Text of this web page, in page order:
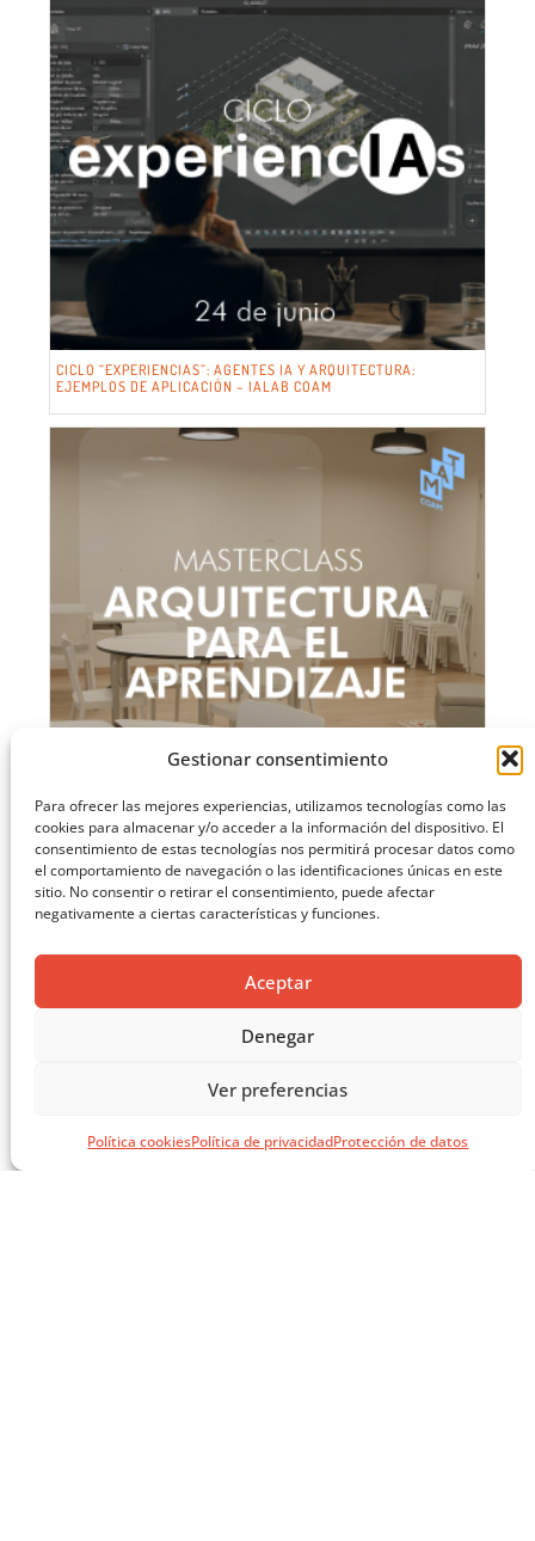
Gestionar consentimiento
Para ofrecer las mejores experiencias, utilizamos tecnologías como las
cookies para almacenar y/o acceder a la información del dispositivo. El
consentimiento de estas tecnologías nos permitirá procesar datos como
el comportamiento de navegación o las identificaciones únicas en este
sitio. No consentir o retirar el consentimiento, puede afectar
negativamente a ciertas características y funciones.
Aceptar
Denegar
Ver preferencias
Política cookiesPolítica de privacidadProtección de datos
CICLO “EXPERIENCIAS”: AGENTES IA Y ARQUITECTURA:
EJEMPLOS DE APLICACIÓN – IALAB COAM
MASTERCLASS: ARQUITECTURA PARA EL APRENDIZAJE